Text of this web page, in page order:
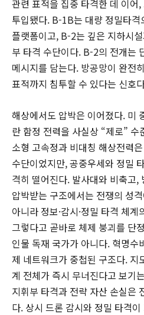
관련 표적을 집중 타격한 데 이어
투입됐다. B-1B는 대량 정밀타
플랫폼이고, B-2는 깊은 지하시
부 타격 수단이다. B-2의 전개는
메시지를 담는다. 방공망이 완전
표적까지 침투할 수 있다는 신호
해상에서도 압박은 이어졌다. 미
란 함정 전력을 사실상 “제로”
소형 고속정과 비대칭 해상전력
수단이었지만, 공중우세와 정밀
격히 떨어진다. 발사대와 비축고,
압박받는 구조에서는 전쟁의 성
아니라 정보·감시·정밀 타격 체
그렇다고 곧바로 체제 붕괴를 단
인물 독재 국가가 아니다. 혁명수
제 네트워크가 중첩된 구조다. 지
계 전체가 즉시 무너진다고 보기
지휘부 타격과 전략 자산 손실은
다. 상시 드론 감시와 정밀 타격